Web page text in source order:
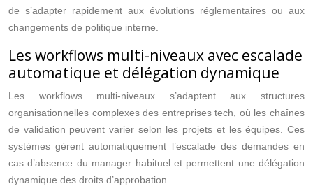
de s’adapter rapidement aux évolutions réglementaires ou aux
changements de politique interne.
Les workflows multi-niveaux avec escalade
automatique et délégation dynamique
Les workflows multi-niveaux s’adaptent aux structures
organisationnelles complexes des entreprises tech, où les chaînes
de validation peuvent varier selon les projets et les équipes. Ces
systèmes gèrent automatiquement l’escalade des demandes en
cas d’absence du manager habituel et permettent une délégation
dynamique des droits d’approbation.